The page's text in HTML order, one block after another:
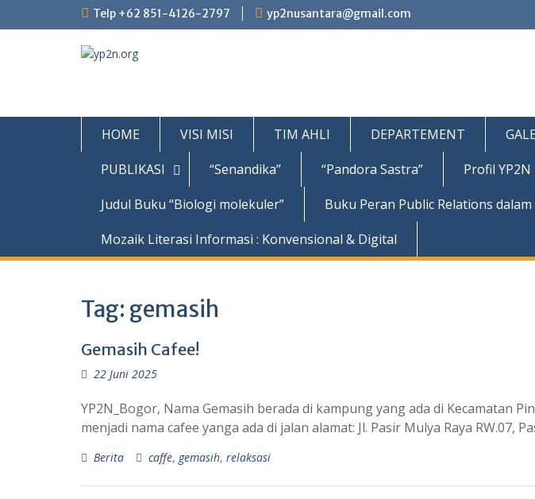
Telp +62 851-4126-2797 yp2nusantara@gmail.com
HOME VISI MISI TIM AHLI DEPARTEMENT
PUBLIKASI
“Senandika” “Pandora Sastra” Profil YP2N
Judul Buku “Biologi molekuler”
Buku Peran Public Relations
Mozaik Literasi Informasi : Konvensional & Digital
Tag: gemasih
Gemasih Cafee!
22 Juni 2025
YP2N_Bogor, Nama Gemasih berada di kampung yang ada di Kecamatan
menjadi nama cafee yanga ada di jalan alamat: Jl. Pasir Mulya Raya RW.07,
Berita caffe, gemasih, relaksasi